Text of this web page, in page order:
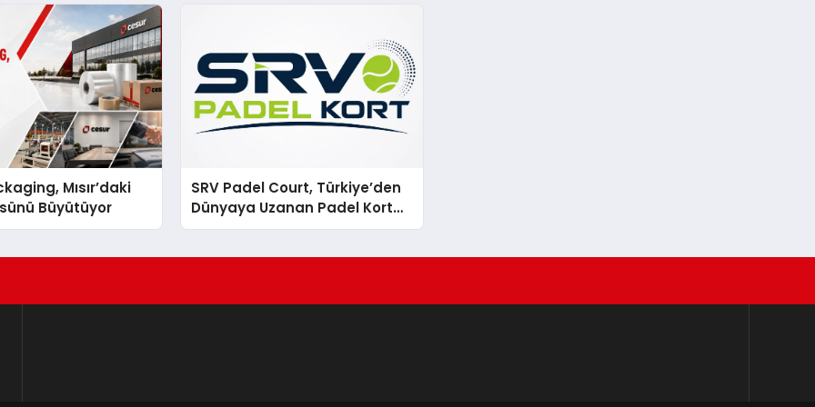
Mısır’daki
Büyütüyor
SRV Padel Court, Türkiye’den
Dünyaya Uzanan Padel Kort
Üretiminde Güvenin Adresi